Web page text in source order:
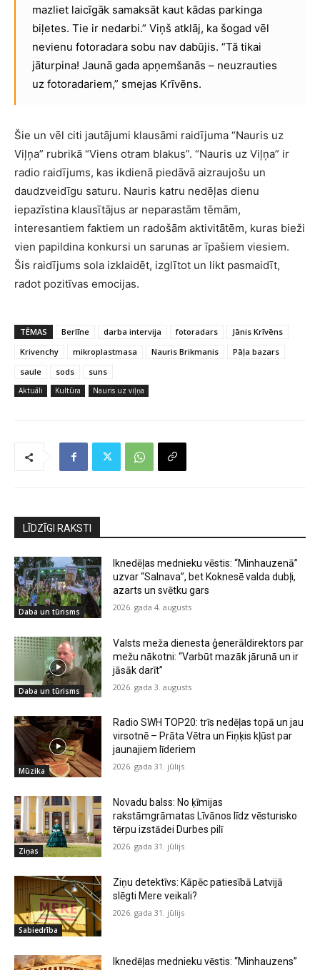
mazliet laicīgāk samaksāt kaut kādas parkinga
biļetes. Tie ir nedarbi.” Viņš atklāj, ka šogad vēl
nevienu fotoradara sobu nav dabūjis. “Tā tikai
jāturpina! Jaunā gada apņemšanās – neuzrauties
uz fotoradariem,” smejas Krīvēns.
Šie un vēl citi jautājumi klausāmi raidījuma “Nauris uz
Viļņa” rubrikā “Viens otram blakus”. “Nauris uz Viļņa” ir
radio raidījums, kas ikdienā piedāvā aizraujošu un
daudzveidīgu saturu. Nauris katru nedēļas dienu
iepazīstina klausītājus ar neparastām tēmām,
interesantiem faktiem un radošām aktivitātēm, kuras bieži
vien papildina konkursi un sarunas ar īpašiem viesiem.
Šis raidījums sola izklaidēt, izglītot un likt pasmaidīt,
radot pozitīvas emocijas.
TĒMAS Berlīne darba intervija fotoradars
Jānis Krīvēns
Krivenchy
mikroplastmasa Nauris Brikmanis
Pāļa bazars
saule
sods suns
Aktuāli Kultūra Nauris uz viļņa
LĪDZĪGI RAKSTI
Daba un tūrisms
Iknedēļas mednieku vēstis: “Minhauzenā”
uzvar “Salnava”, bet Koknesē valda dubļi,
azarts un svētku gars
2026. gada 4. augusts
Daba un tūrisms
Valsts meža dienesta ģenerāldirektors par
mežu nākotni: “Varbūt mazāk jārunā un ir
jāsāk darīt”
2026. gada 3. augusts
Mūzika
Radio SWH TOP20: trīs nedēļas topā un jau
virsotnē – Prāta Vētra un Fiņķis kļūst par
jaunajiem līderiem
2026. gada 31. jūlijs
Ziņas
Novadu balss: No ķīmijas
rakstāmgrāmatas Līvānos līdz vēsturisko
tērpu izstādei Durbes pilī
2026. gada 31. jūlijs
Sabiedrība
Ziņu detektīvs: Kāpēc patiesībā Latvijā
slēgti Mere veikali?
2026. gada 31. jūlijs
Iknedēļas mednieku vēstis: “Minhauzens”